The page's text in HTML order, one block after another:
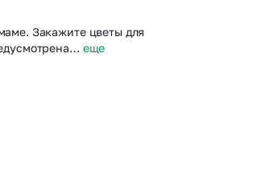
Закажите цветы для
еще